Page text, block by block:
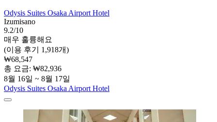
Odysis Suites Osaka Airport Hotel
Izumisano
9.2/10
매우 훌륭해요
(이용 후기 1,918개)
₩68,547
총 요금: ₩82,936
8월 16일 ~ 8월 17일
Odysis Suites Osaka Airport Hotel